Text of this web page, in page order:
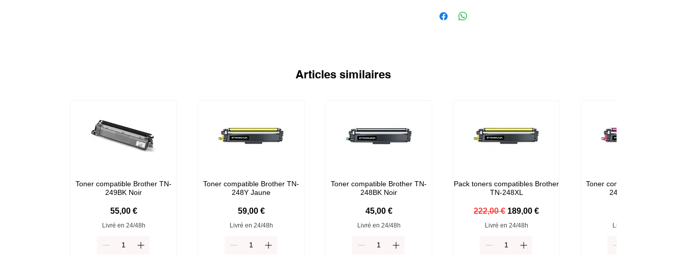
Articles similaires
Toner compatible Brother TN-
249BK Noir
Prix
55,00 €
Livré en 24/48h
Toner compatible Brother TN-
248Y Jaune
Prix
59,00 €
Livré en 24/48h
Toner compatible Brother TN-
248BK Noir
Prix
45,00 €
Livré en 24/48h
Pack toners compatibles Brother
TN-248XL
Prix original
222,00 € Prix promotionnel
189,00 €
Livré en 24/48h
Toner compatible Brother TN-
248M Magenta
Livré en 24/48h